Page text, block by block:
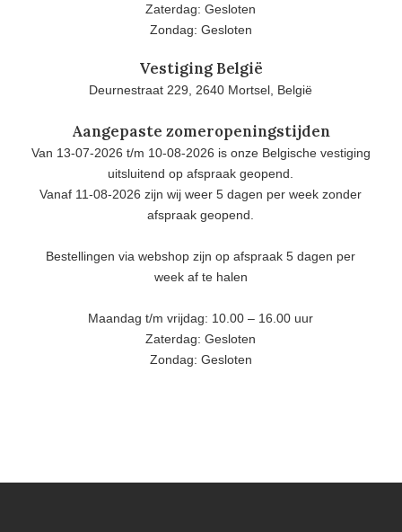
Zaterdag: Gesloten
Zondag: Gesloten
Vestiging België
Deurnestraat 229, 2640 Mortsel, België
Aangepaste zomeropeningstijden
Van 13-07-2026 t/m 10-08-2026 is onze Belgische vestiging
uitsluitend op afspraak geopend.
Vanaf 11-08-2026 zijn wij weer 5 dagen per week zonder
afspraak geopend.
Bestellingen via webshop zijn op afspraak 5 dagen per
week af te halen
Maandag t/m vrijdag: 10.00 – 16.00 uur
Zaterdag: Gesloten
Zondag: Gesloten